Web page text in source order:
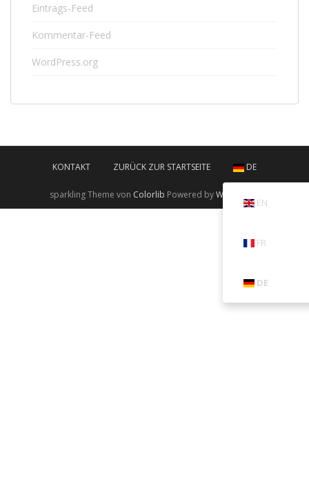
Eintrags-Feed
Kommentar-Feed
WordPress.org
KONTAKT ZURÜCK ZUR STARTSEITE DE
EN
FR
DE
sparkling Theme von Colorlib Powered byWordPress